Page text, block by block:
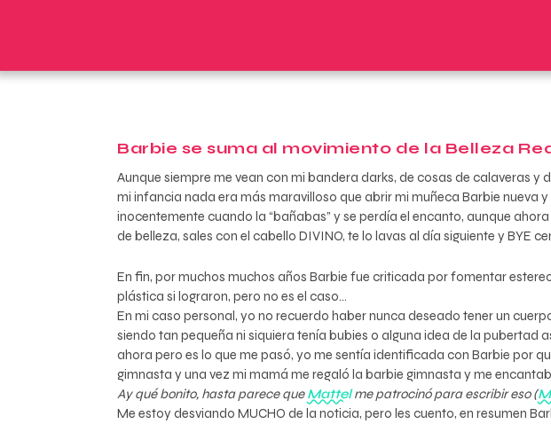
Barbie se suma al movimiento de la Belleza
Aunque siempre me vean con mi bandera darks, de cosas de calaveras y
mi infancia nada era más maravilloso que abrir mi muñeca Barbie nueva
inocentemente cuando la “bañabas” y se perdía el encanto, aunque
de belleza, sales con el cabello DIVINO, te lo lavas al día siguiente y BYE
En fin, por muchos muchos años Barbie fue criticada por fomentar
plástica si lograron, pero no es el caso…
En mi caso personal, yo no recuerdo haber nunca deseado tener un
siendo tan pequeña ni siquiera tenía bubies o alguna idea de la pubertad
ahora pero es lo que me pasó, yo me sentía identificada con Barbie por
gimnasta y una vez mi mamá me regaló la barbie gimnasta y me
Ay qué bonito, hasta parece queMattelme patrocinó para escribir eso (
Me estoy desviando MUCHO de la noticia, pero les cuento, en resumen